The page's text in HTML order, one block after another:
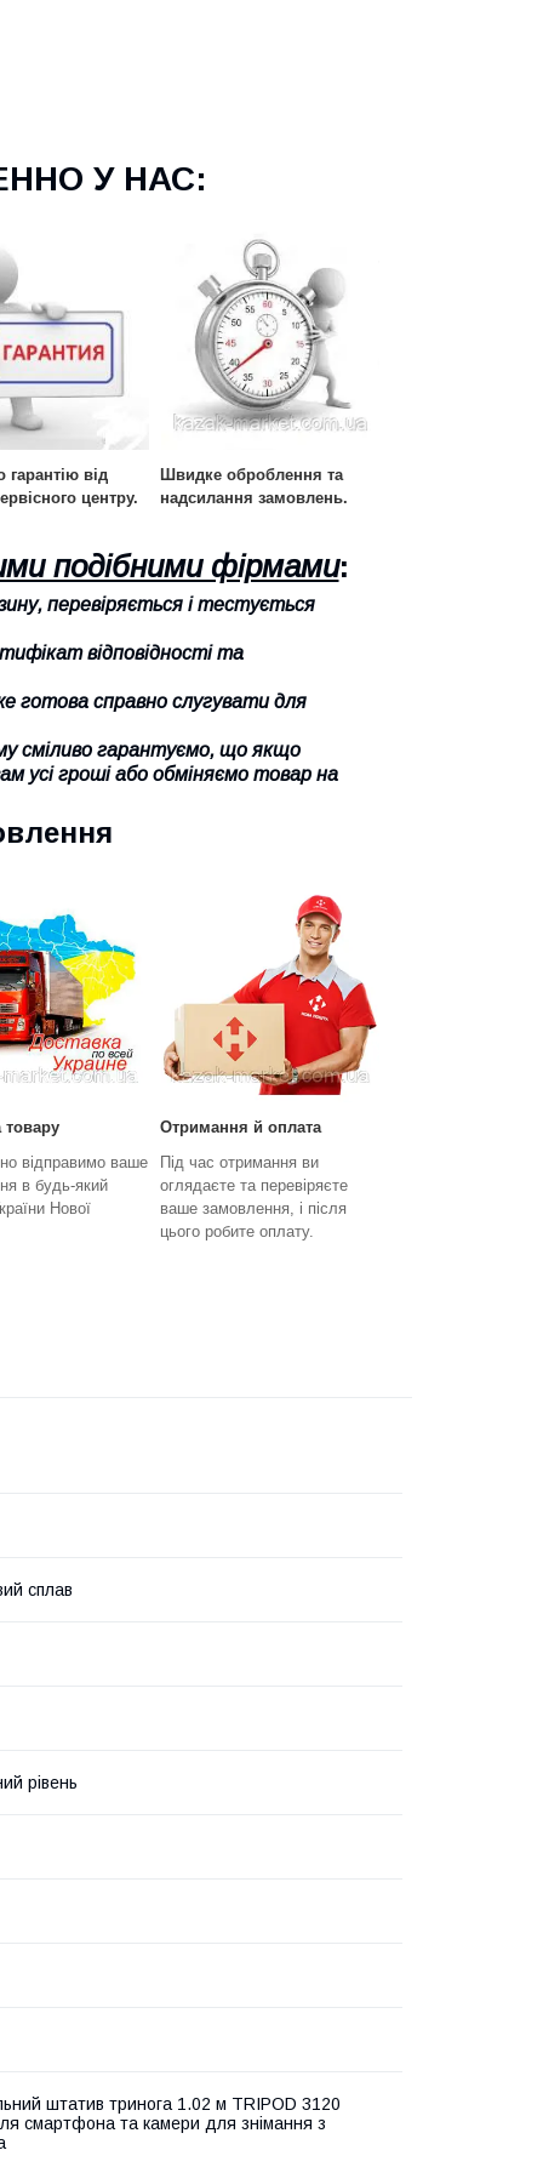
У НАС:
від
центру.
Швидке оброблення та
надсилання замовлень.
подібними фірмами:
перевіряється і тестується
відповідності та
готова справно слугувати для
сміливо гарантуємо, що якщо
усі гроші або обміняємо товар на
товару
відправимо ваше
в будь-який
Нової
Отримання й оплата
Під час отримання ви
оглядаєте та перевіряєте
ваше замовлення, і після
цього робите оплату.
сплав
рівень
штатив тринога 1.02 м TRIPOD 3120
смартфона та камери для знімання з